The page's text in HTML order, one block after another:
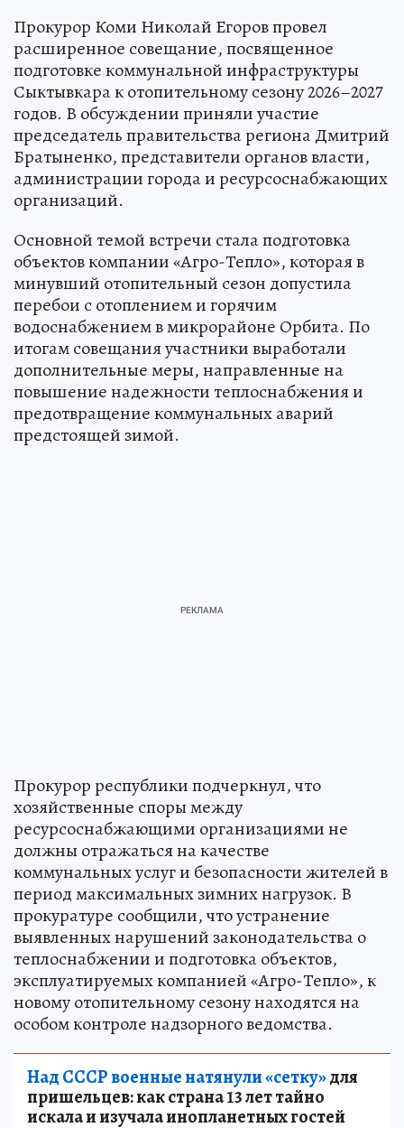
Прокурор Коми Николай Егоров провел
расширенное совещание, посвященное
подготовке коммунальной инфраструктуры
Сыктывкара к отопительному сезону 2026–2027
годов. В обсуждении приняли участие
председатель правительства региона Дмитрий
Братыненко, представители органов власти,
администрации города и ресурсоснабжающих
организаций.
Основной темой встречи стала подготовка
объектов компании «Агро-Тепло», которая в
минувший отопительный сезон допустила
перебои с отоплением и горячим
водоснабжением в микрорайоне Орбита. По
итогам совещания участники выработали
дополнительные меры, направленные на
повышение надежности теплоснабжения и
предотвращение коммунальных аварий
предстоящей зимой.
Прокурор республики подчеркнул, что
хозяйственные споры между
ресурсоснабжающими организациями не
должны отражаться на качестве
коммунальных услуг и безопасности жителей в
период максимальных зимних нагрузок. В
прокуратуре сообщили, что устранение
выявленных нарушений законодательства о
теплоснабжении и подготовка объектов,
эксплуатируемых компанией «Агро-Тепло», к
новому отопительному сезону находятся на
особом контроле надзорного ведомства.
Над СССР военные натянули «сетку»для
пришельцев: как страна 13 лет тайно
искала и изучала инопланетных гостей